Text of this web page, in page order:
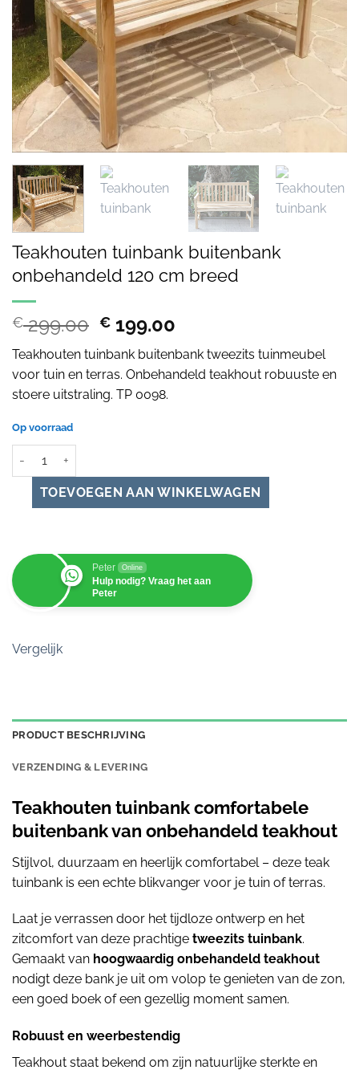
Teakhouten tuinbank buitenbank
onbehandeld 120 cm breed
€299.00 Oorspronkelijke
prijs
was:
€ 299.00.
€ 199.00
prijs
is:
€ 199.00.
Teakhouten tuinbank buitenbank tweezits tuinmeubel
voor tuin en terras. Onbehandeld teakhout robuuste en
stoere uitstraling. TP 0098.
Op voorraad
Peter Online
Hulp nodig? Vraag het aan
Peter
Vergelijk
PRODUCT BESCHRIJVING
VERZENDING & LEVERING
Teakhouten tuinbank comfortabele
buitenbank van onbehandeld teakhout
Stijlvol, duurzaam en heerlijk comfortabel – deze teak
tuinbank is een echte blikvanger voor je tuin of terras.
Laat je verrassen door het tijdloze ontwerp en het
zitcomfort van deze prachtige tweezits tuinbank.
Gemaakt van hoogwaardig onbehandeld teakhout
nodigt deze bank je uit om volop te genieten van de zon,
een goed boek of een gezellig moment samen.
Robuust en weerbestendig
Teakhout staat bekend om zijn natuurlijke sterkte en